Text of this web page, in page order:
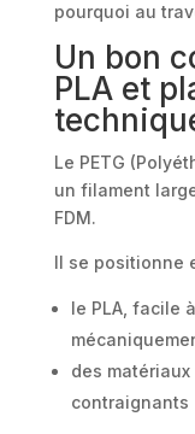
pourquoi au
Un bon
PLA et
Le PETG
un filament
FDM.
Il se positionne
le PLA, facile
des
contraignants